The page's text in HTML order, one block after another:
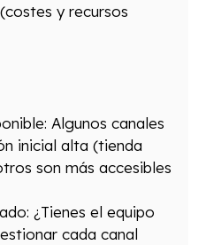
y recursos
Algunos canales
inicial alta (tienda
son más accesibles
¿Tienes el equipo
cada canal